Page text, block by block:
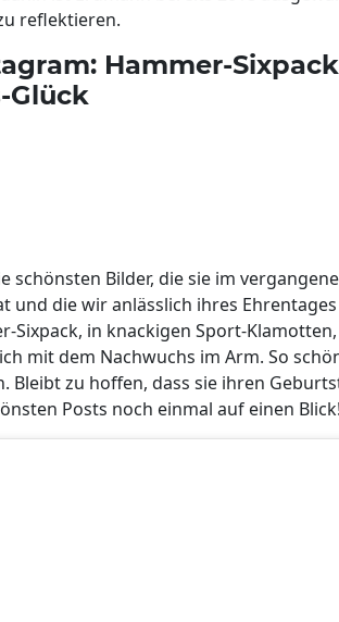
reflektieren.
Hammer-
Glück
Bilder, die sie im
die wir anlässlich ihres
Sixpack, in knackigen Sport-
mit dem Nachwuchs im Arm. So
Bleibt zu hoffen, dass sie ihren
Posts noch einmal auf einen Blick!